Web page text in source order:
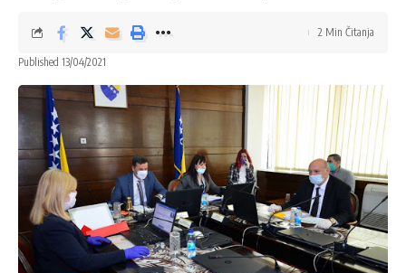
Published 13/04/2021
2 Min Čitanja